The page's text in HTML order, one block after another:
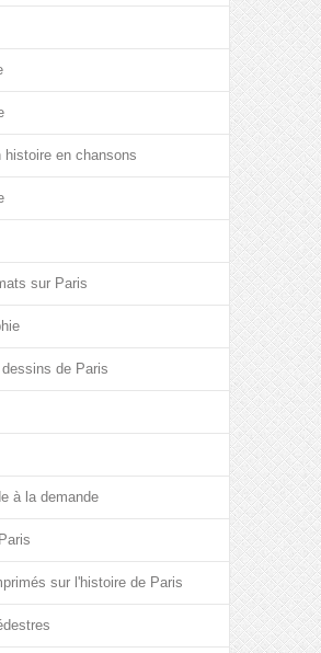
histoire en chansons
sur Paris
de Paris
à la demande
sur l'histoire de Paris